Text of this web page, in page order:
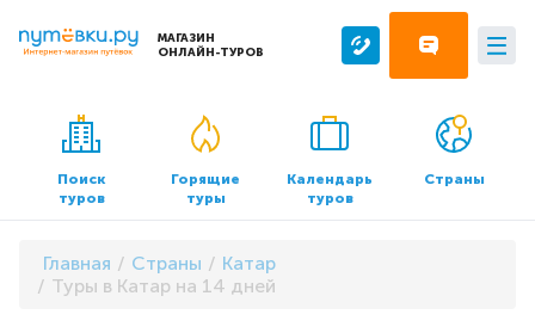
МАГАЗИН
ОНЛАЙН-ТУРОВ
Сервисы
Бронирование отелей
Трансфер
О компании
О нас
Контакты
Поиск
туров
Горящие
туры
Календарь
туров
Страны
Главная Страны
Катар
Туры в Катар на 14 дней